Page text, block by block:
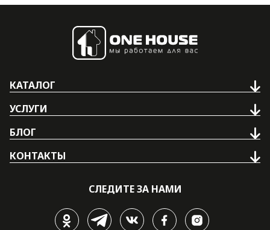
КАТАЛОГ
УСЛУГИ
БЛОГ
КОНТАКТЫ
СЛЕДИТЕ ЗА НАМИ